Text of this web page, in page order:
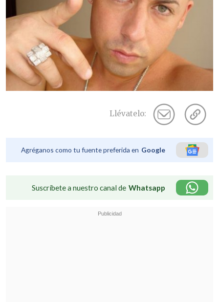
Llévatelo:
Agréganos como tu fuente preferida en Google
Suscríbete a nuestro canal de Whatsapp